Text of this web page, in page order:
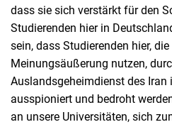
dass sie sich verstärkt für den
Studierenden hier in
sein, dass Studierenden hier,
Meinungsäußerung nutzen,
Auslandsgeheimdienst des
ausspioniert und bedroht
an unsere Universitäten, sich